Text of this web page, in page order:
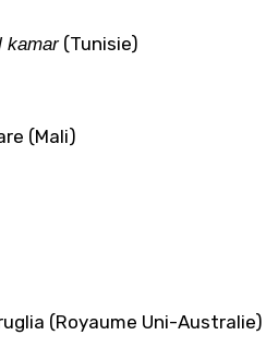
kamar(Tunisie)
(Mali)
(Royaume Uni-Australie)